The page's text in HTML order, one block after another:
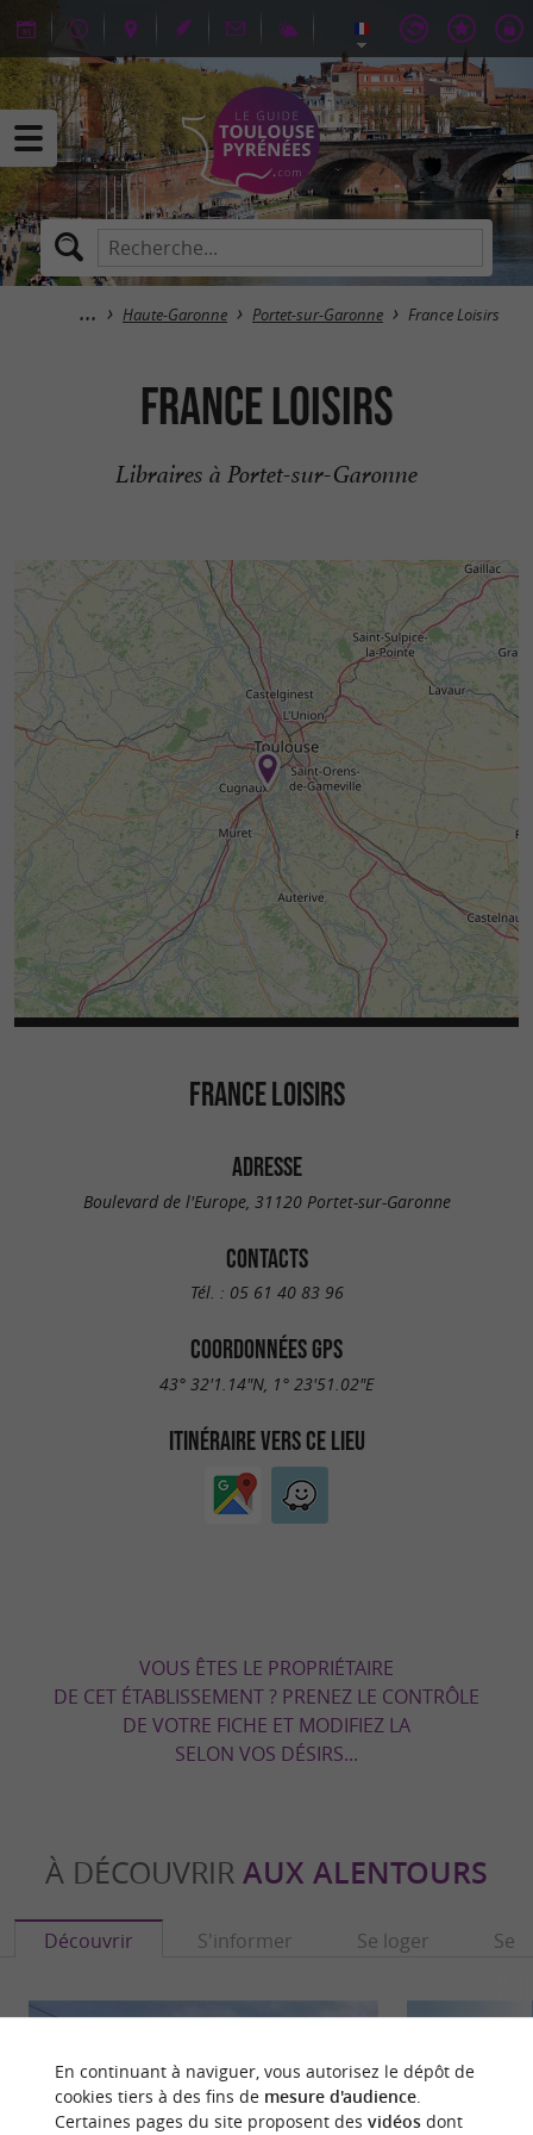
Haute-Garonne Portet-sur-Garonne France Loisirs
France Loisirs
Libraires à Portet-sur-Garonne
FRANCE LOISIRS
ADRESSE
Boulevard de l'Europe, 31120 Portet-sur-Garonne
CONTACTS
Tél. : 05 61 40 83 96
COORDONNÉES GPS
43° 32'1.14"N, 1° 23'51.02"E
ITINÉRAIRE VERS CE LIEU
VOUS ÊTES LE PROPRIÉTAIRE
DE CET ÉTABLISSEMENT ? PRENEZ LE CONTRÔLE
DE VOTRE FICHE ET MODIFIEZ LA
SELON VOS DÉSIRS...
À DÉCOUVRIR AUX ALENTOURS
Découvrir S'informer Se loger Se
En continuant à naviguer, vous autorisez le dépôt de
cookies tiers à des fins de mesure d'audience.
Certaines pages du site proposent des vidéosdont